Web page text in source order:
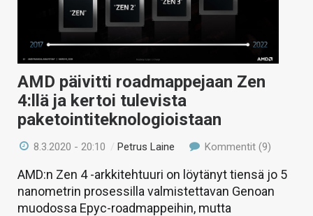
AMD päivitti roadmappejaan Zen
4:llä ja kertoi tulevista
paketointiteknologioistaan
8.3.2020 - 20:10 /Petrus Laine Kommentit (9)
AMD:n Zen 4 -arkkitehtuuri on löytänyt tiensä jo 5
nanometrin prosessilla valmistettavan Genoan
muodossa Epyc-roadmappeihin, mutta